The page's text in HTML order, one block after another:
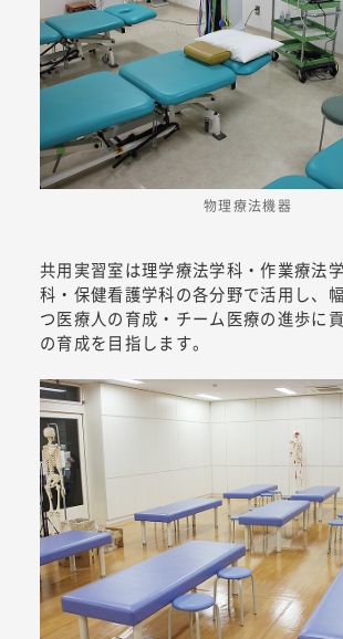
物理療法機器
共用実習室は理学療法学科・作業療法
科・保健看護学科の各分野で活用し、
つ医療人の育成・チーム医療の進歩に
の育成を目指します。